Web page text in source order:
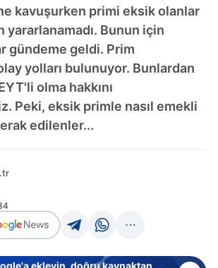
kavuşurken primi eksik olanlar
yararlanamadı. Bunun için
gündeme geldi. Prim
yolları bulunuyor. Bunlardan
olma hakkını
Peki, eksik primle nasıl emekli
edilenler...
ekleyin, doğru kaynaktan